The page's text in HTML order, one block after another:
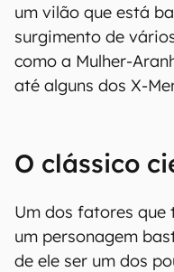
um vilão que está
surgimento de
como a Mulher-
até alguns dos X-
O clássico
Um dos fatores que
um personagem
de ele ser um dos